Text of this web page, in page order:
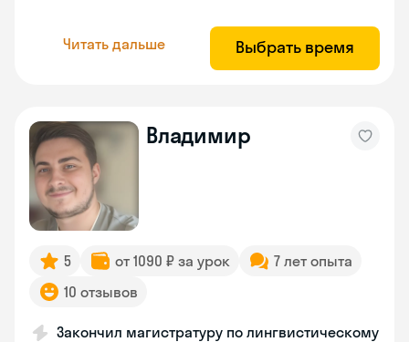
Читать дальше Выбрать время
Владимир
5 от 1090 ₽ за урок
7 лет опыта
10 отзывов
Закончил магистратуру по лингвистическому